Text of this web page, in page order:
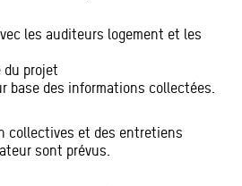
les auditeurs logement et les
du projet
base des informations collectées.
collectives et des entretiens
sont prévus.